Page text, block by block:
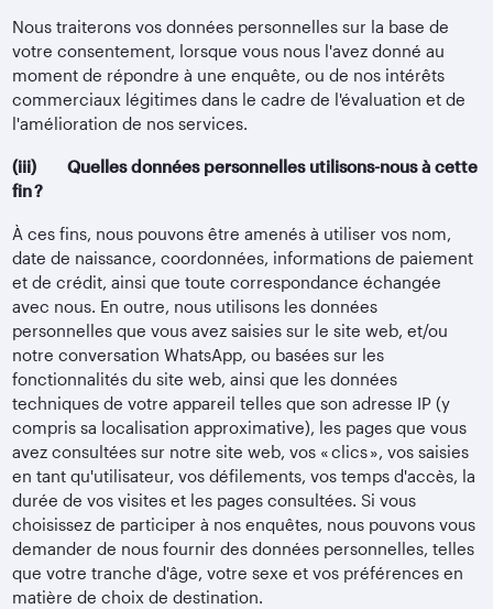
Nous traiterons vos données personnelles sur la base de
votre consentement, lorsque vous nous l'avez donné au
moment de répondre à une enquête, ou de nos intérêts
commerciaux légitimes dans le cadre de l'évaluation et de
l'amélioration de nos services.
(iii) Quelles données personnelles utilisons-nous à cette
fin ?
À ces fins, nous pouvons être amenés à utiliser vos nom,
date de naissance, coordonnées, informations de paiement
et de crédit, ainsi que toute correspondance échangée
avec nous. En outre, nous utilisons les données
personnelles que vous avez saisies sur le site web, et/ou
notre conversation WhatsApp, ou basées sur les
fonctionnalités du site web, ainsi que les données
techniques de votre appareil telles que son adresse IP (y
compris sa localisation approximative), les pages que vous
avez consultées sur notre site web, vos « clics », vos saisies
en tant qu'utilisateur, vos défilements, vos temps d'accès, la
durée de vos visites et les pages consultées. Si vous
choisissez de participer à nos enquêtes, nous pouvons vous
demander de nous fournir des données personnelles, telles
que votre tranche d'âge, votre sexe et vos préférences en
matière de choix de destination.